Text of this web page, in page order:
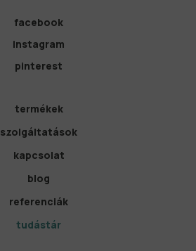
facebook
instagram
pinterest
termékek
szolgáltatások
kapcsolat
blog
referenciák
tudástár